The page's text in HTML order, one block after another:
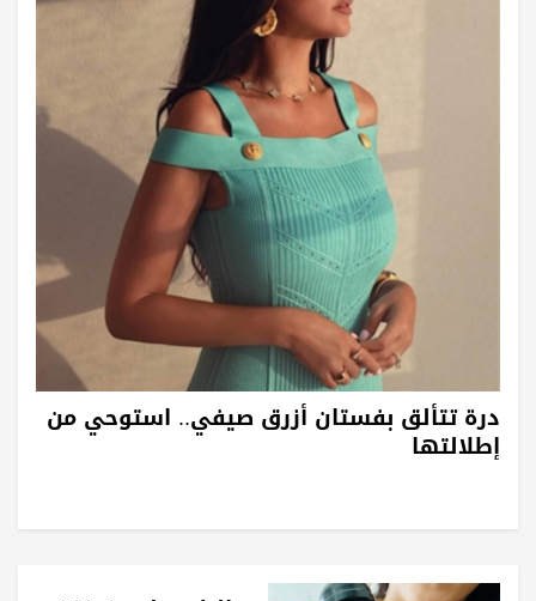
درة تتألق بفستان أزرق صيفي.. استوحي من
إطلالتها